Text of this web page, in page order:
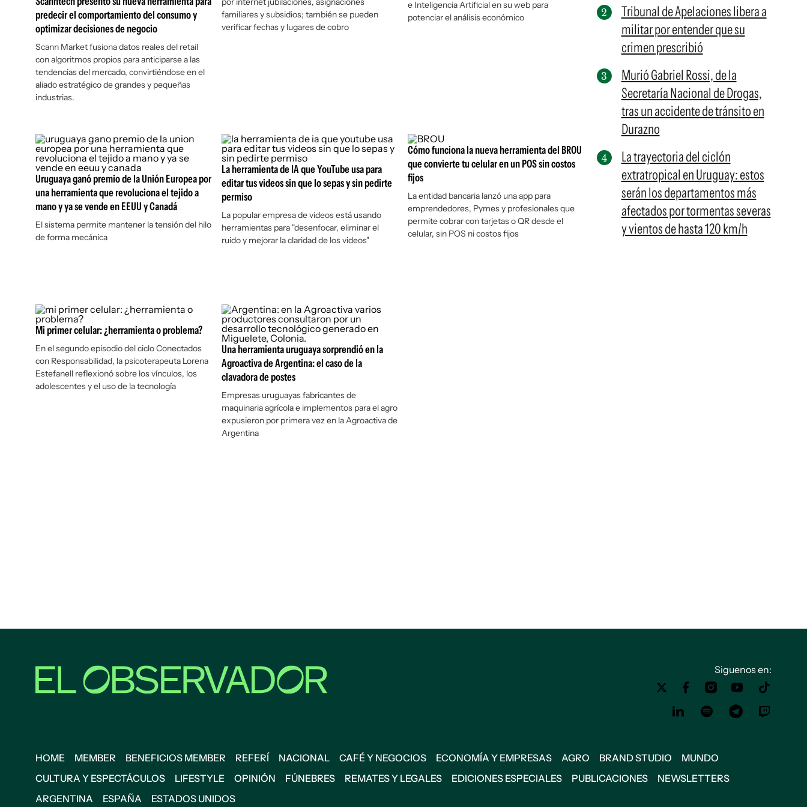
predecir el comportamiento del consumo y
optimizar decisiones de negocio
Scann Market fusiona datos reales del retail
con algoritmos propios para anticiparse a las
tendencias del mercado, convirtiéndose en el
aliado estratégico de grandes y pequeñas
industrias.
familiares y subsidios; también se pueden
verificar fechas y lugares de cobro
e Inteligencia Artificial en su web para
potenciar el análisis económico
Uruguaya ganó premio de la Unión Europea por
una herramienta que revoluciona el tejido a
mano y ya se vende en EEUU y Canadá
El sistema permite mantener la tensión del hilo
de forma mecánica
La herramienta de IA que YouTube usa para
editar tus videos sin que lo sepas y sin pedirte
permiso
La popular empresa de videos está usando
herramientas para "desenfocar, eliminar el
ruido y mejorar la claridad de los videos"
Cómo funciona la nueva herramienta del BROU
que convierte tu celular en un POS sin costos
fijos
La entidad bancaria lanzó una app para
emprendedores, Pymes y profesionales que
permite cobrar con tarjetas o QR desde el
celular, sin POS ni costos fijos
Mi primer celular: ¿herramienta o problema?
En el segundo episodio del ciclo Conectados
con Responsabilidad, la psicoterapeuta Lorena
Estefanell reflexionó sobre los vínculos, los
adolescentes y el uso de la tecnología
Una herramienta uruguaya sorprendió en la
Agroactiva de Argentina: el caso de la
clavadora de postes
Empresas uruguayas fabricantes de
maquinaria agrícola e implementos para el agro
expusieron por primera vez en la Agroactiva de
Argentina
Tribunal de Apelaciones libera a
militar por entender que su
crimen prescribió
Murió Gabriel Rossi, de la
Secretaría Nacional de Drogas,
tras un accidente de tránsito en
Durazno
La trayectoria del ciclón
extratropical en Uruguay: estos
serán los departamentos más
afectados por tormentas severas
y vientos de hasta 120 km/h
Siguenos en:
HOME MEMBER BENEFICIOS MEMBER REFERÍ NACIONAL CAFÉ Y NEGOCIOS ECONOMÍA Y EMPRESAS AGRO BRAND STUDIO
MUNDO
CULTURA Y ESPECTÁCULOS
LIFESTYLE OPINIÓN FÚNEBRES REMATES Y LEGALES EDICIONES ESPECIALES PUBLICACIONES
NEWSLETTERS
ARGENTINA
ESPAÑA ESTADOS UNIDOS